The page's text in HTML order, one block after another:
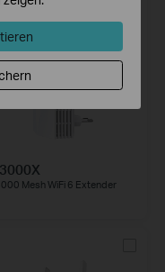
Mesh WiFi 6 Extender